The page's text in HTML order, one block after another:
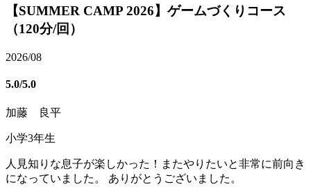
【SUMMER CAMP 2026】ゲームづくりコース
（120分/回）
2026/08
5.0/5.0
加藤 良平
小学3年生
人見知りな息子が楽しかった！またやりたいと非常に前向き
になっていました。 ありがとうございました。